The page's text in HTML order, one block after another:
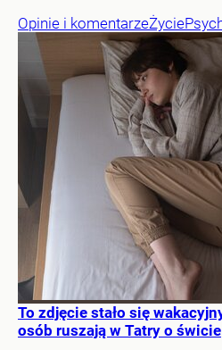
Opinie i komentarzeŻycie
To zdjęcie stało się
osób ruszają w Tatry o świcie